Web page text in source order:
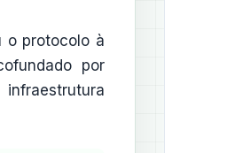
o protocolo à
por